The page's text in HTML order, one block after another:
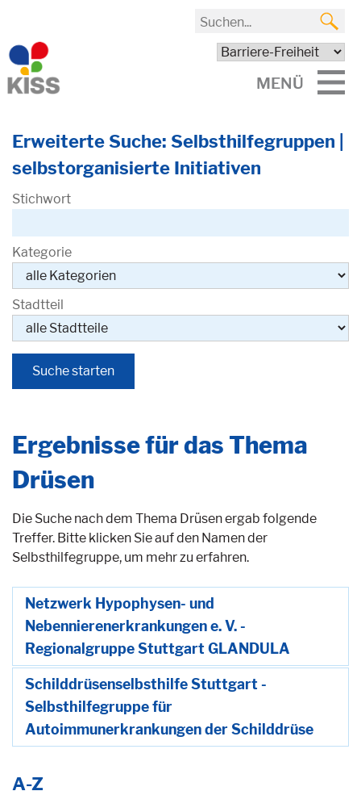
MENÜ
Erweiterte Suche: Selbsthilfegruppen |
selbstorganisierte Initiativen
Stichwort
Kategorie
Stadtteil
Ergebnisse für das Thema
Drüsen
Die Suche nach dem Thema Drüsen ergab folgende
Treffer. Bitte klicken Sie auf den Namen der
Selbsthilfegruppe, um mehr zu erfahren.
Netzwerk Hypophysen- und
Nebennierenerkrankungen e. V. -
Regionalgruppe Stuttgart GLANDULA
Schilddrüsenselbsthilfe Stuttgart -
Selbsthilfegruppe für
Autoimmunerkrankungen der Schilddrüse
A-Z